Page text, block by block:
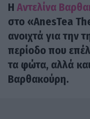
Η Αντελίνα
στο «AnesTea
ανοιχτά για την
περίοδο που
τα φώτα, αλλά
Βαρθακούρη.